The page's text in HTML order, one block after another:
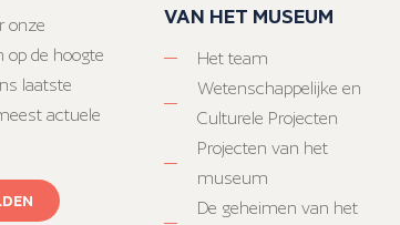
onze
op de hoogte
laatste
actuele
VAN HET MUSEUM
Het team
Wetenschappelijke en
Culturele Projecten
Projecten van het
museum
De geheimen van het